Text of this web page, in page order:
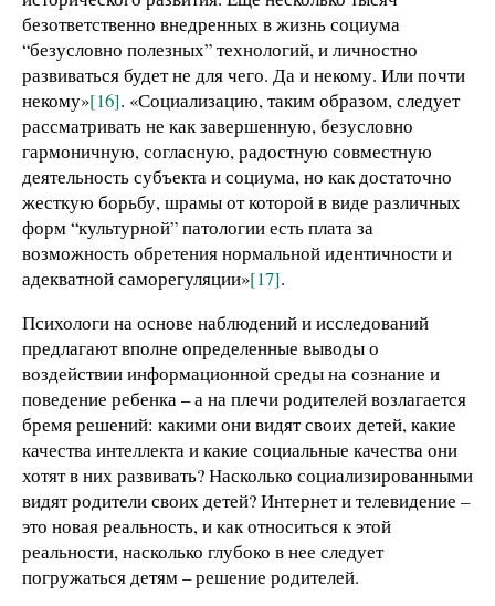
безответственно внедренных в жизнь социума
“безусловно полезных” технологий, и личностно
развиваться будет не для чего. Да и некому. Или почти
некому»[16]. «Социализацию, таким образом, следует
рассматривать не как завершенную, безусловно
гармоничную, согласную, радостную совместную
деятельность субъекта и социума, но как достаточно
жесткую борьбу, шрамы от которой в виде различных
форм “культурной” патологии есть плата за
возможность обретения нормальной идентичности и
адекватной саморегуляции»[17].
Психологи на основе наблюдений и исследований
предлагают вполне определенные выводы о
воздействии информационной среды на сознание и
поведение ребенка – а на плечи родителей возлагается
бремя решений: какими они видят своих детей, какие
качества интеллекта и какие социальные качества они
хотят в них развивать? Насколько социализированными
видят родители своих детей? Интернет и телевидение –
это новая реальность, и как относиться к этой
реальности, насколько глубоко в нее следует
погружаться детям – решение родителей.